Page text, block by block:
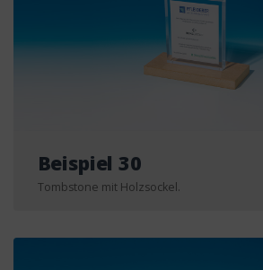
Beispiel 30
Tombstone mit Holzsockel.